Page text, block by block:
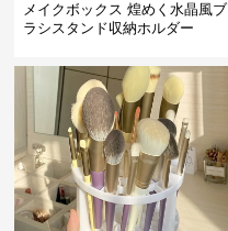
メイクボックス 煌めく水晶風ブ
ラシスタンド収納ホルダー